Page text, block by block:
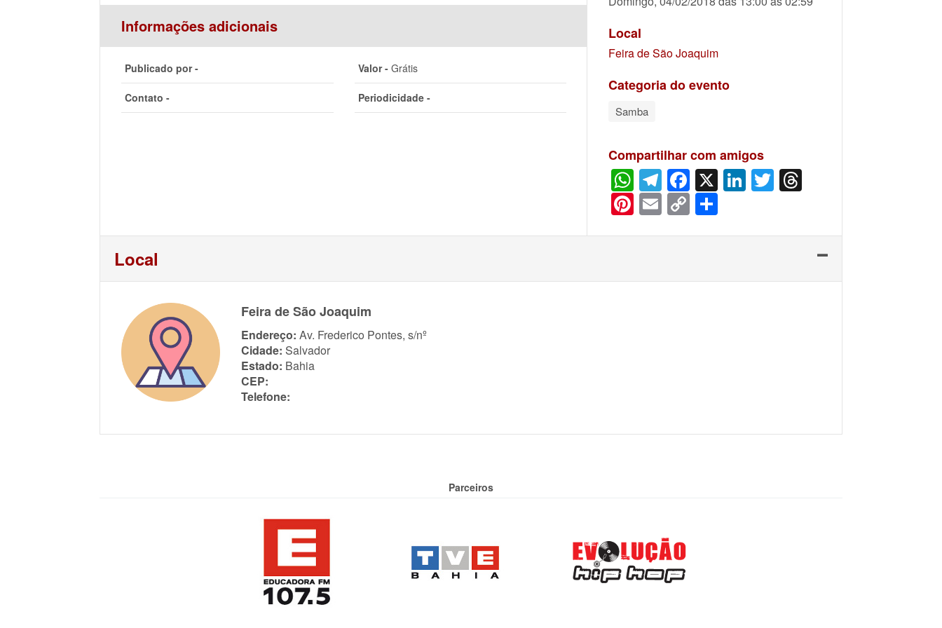
Informações adicionais
Publicado por - Valor -Grátis
Contato - Periodicidade -
Local
Feira de São Joaquim
Categoria do evento
Samba
Compartilhar com amigos
WhatsApp
Telegram
Facebook
X LinkedIn
Twitter
Pinterest
Email
Copy
Link
Local
Feira de São Joaquim
Endereço: Av. Frederico Pontes, s/nº
Cidade: Salvador
Estado: Bahia
CEP:
Telefone:
Parceiros